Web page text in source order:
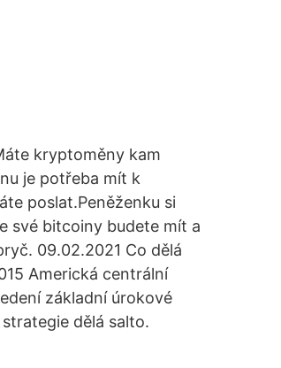
kryptoměny kam
je potřeba mít k
poslat.Peněženku si
své bitcoiny budete mít a
09.02.2021 Co dělá
Americká centrální
základní úrokové
dělá salto.